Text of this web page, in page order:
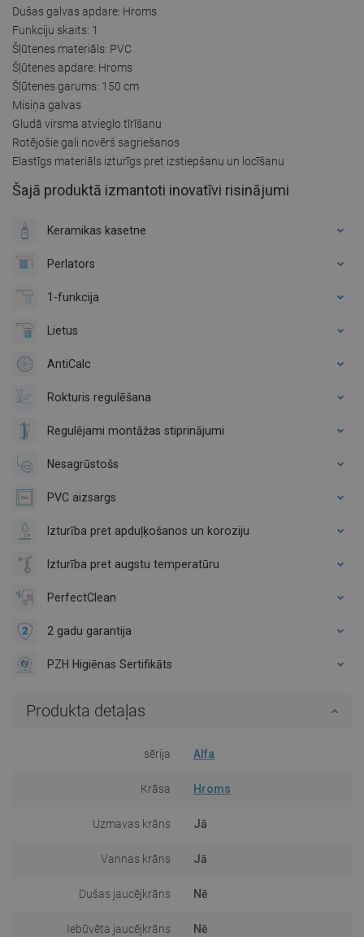
Dušas galvas apdare: Hroms
Funkciju skaits: 1
Šļūtenes materiāls: PVC
Šļūtenes apdare: Hroms
Šļūtenes garums: 150 cm
Misiņa galvas
Gludā virsma atvieglo tīrīšanu
Rotējošie gali novērš sagriešanos
Elastīgs materiāls izturīgs pret izstiepšanu un locīšanu
Šajā produktā izmantoti inovatīvi risinājumi
Keramikas kasetne
Perlators
1-funkcija
Lietus
AntiCalc
Rokturis regulēšana
Regulējami montāžas stiprinājumi
Nesagrūstošs
PVC aizsargs
Izturība pret apduļķošanos un koroziju
Izturība pret augstu temperatūru
PerfectClean
2 gadu garantija
PZH Higiēnas Sertifikāts
Produkta detaļas
sērija Alfa
Krāsa Hroms
Uzmavas krāns Jā
Vannas krāns Jā
Dušas jaucējkrāns Nē
Iebūvēta jaucējkrāns Nē